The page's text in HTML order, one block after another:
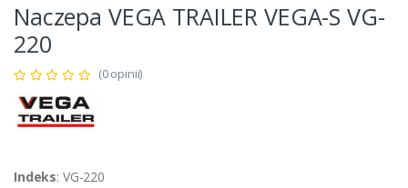
Naczepa VEGA TRAILER VEGA-S VG-
220
(0 opinii)
Indeks: VG-220